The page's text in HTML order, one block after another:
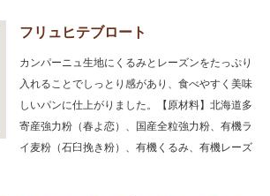
フリュヒテブロート
カンパーニュ生地にくるみとレーズンをたっぷり
入れることでしっとり感があり、食べやすく美味
しいパンに仕上がりました。【原材料】北海道多
寄産強力粉（春よ恋）、国産全粒強力粉、有機ラ
イ麦粉（石臼挽き粉）、有機くるみ、有機レーズ